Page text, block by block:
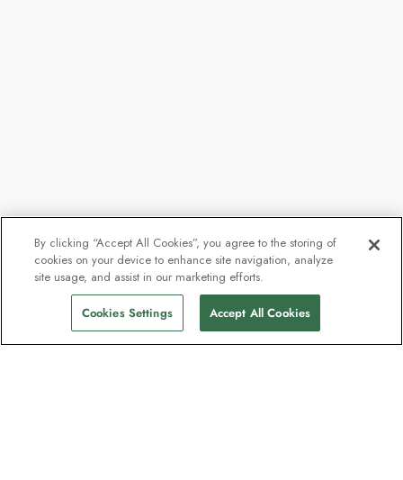
By clicking “Accept All Cookies”, you agree to the storing of
cookies on your device to enhance site navigation, analyze
site usage, and assist in our marketing efforts.
Cookies Settings Accept All Cookies